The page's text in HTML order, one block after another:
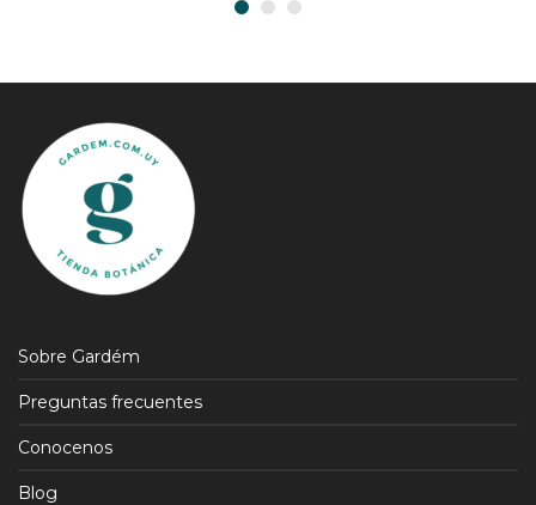
Sobre Gardém
Preguntas frecuentes
Conocenos
Blog